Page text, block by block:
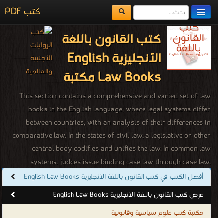
كتب PDF
مكتبة الكتب
المكتبات
يُقرأ حالياً
اضف كتاب
كتب القانون باللغة
الأنجليزية English
Law Books مكتبة
This section contains a comprehensive and varied set of law
books in the English language, where legal systems differ
between countries, with an analysis of their differences in
comparative law. In the states of civil law, a legislative or other
central body codifies and unifies the law. In common law
systems, judges issue binding case law through case law,
although sometimes the law of case law may be overturned by a
Supreme Court or a legislative body. Historically, religious law
has affected secular matters and is still used in some religious
societies. Sharia based on Islamic principles is .used as a basic
أفضل الكتب في كتب القانون باللغة الأنجليزية English Law Books
عرض كتب القانون باللغة الأنجليزية English Law Books
مكتبة كتب علوم سياسية وقانونية